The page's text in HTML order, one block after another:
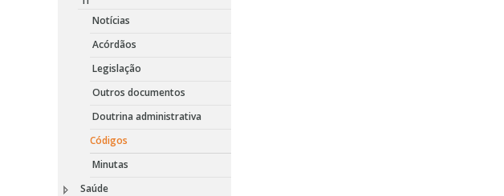
Notícias
Acórdãos
Legislação
Outros documentos
Doutrina administrativa
Códigos
Minutas
Saúde